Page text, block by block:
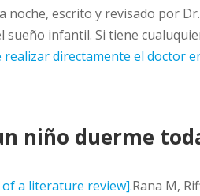
escrito y revisado por
sueño infantil. Si tiene
directamente el doctor
niño duerme
a literature review].Rana M,